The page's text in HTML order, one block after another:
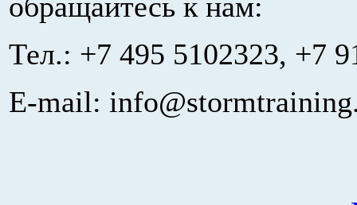
Тел.: +7 495 5102323, +7
E-mail: